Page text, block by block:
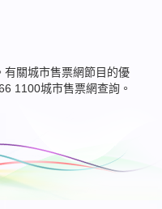
關城市售票網節目的優
1100城市售票網查詢。